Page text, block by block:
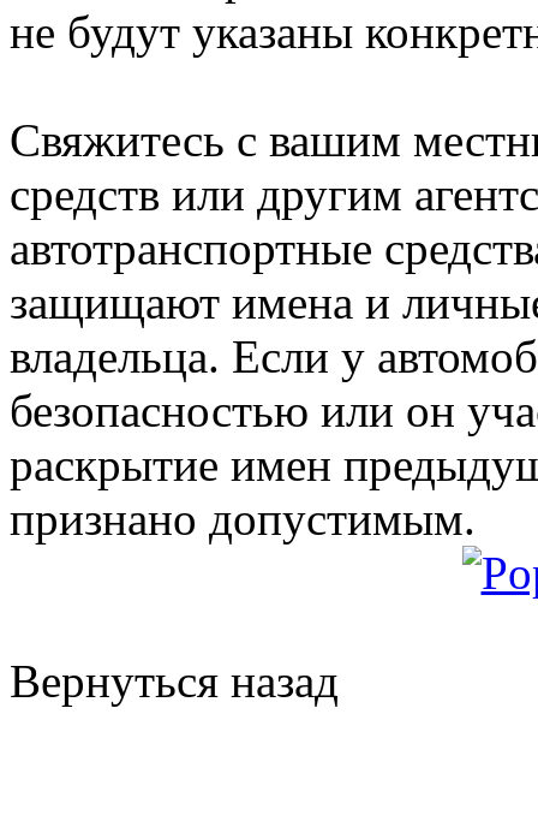
не будут указаны
Свяжитесь с вашим
средств или другим
автотранспортные
защищают имена и
владельца. Если у
безопасностью или он
раскрытие имен
признано допустимым.
Вернуться назад